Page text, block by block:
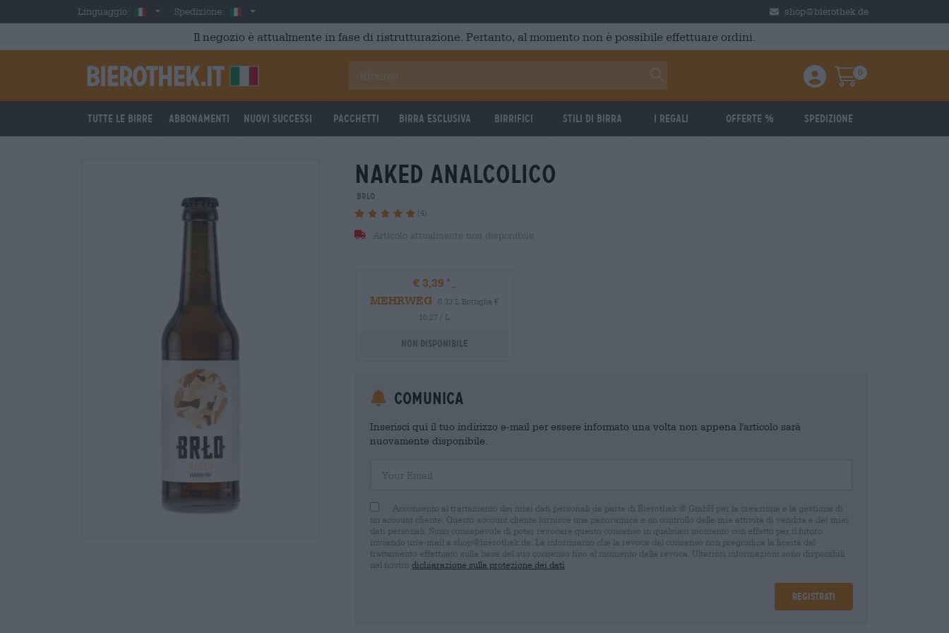
Skip to main contentLinguaggio: ItalianSpedizione: Italia shop@bierothek.de
Il negozio è attualmente in fase di ristrutturazione. Pertanto, al momento non è possibile effettuare ordini.
Einloggen / Anmelden
Warenkorb
0
Tutte le birre Abbonamenti Nuovi successi Pacchetti Birra Esclusiva Birrifici Stili di birra I regali Offerte % Spedizione
naked analcolico
BRLO
(4)
Articolo attualmente non disponibile
€ 3,39
MEHRWEG
0,33 L Bottiglia €
10,27 / L
Non disponibile
Comunica
Inserisci qui il tuo indirizzo e-mail per essere informato una volta non appena l'articolo sarà
nuovamente disponibile.
Acconsento al trattamento dei miei dati personali da parte di Bierothek ® GmbH per la creazione e la gestione di
un account cliente. Questo account cliente fornisce una panoramica e un controllo delle mie attività di vendita e dei miei
dati personali. Sono consapevole di poter revocare questo consenso in qualsiasi momento con effetto per il futuro
inviando un'e-mail a shop@bierothek.de. La informiamo che la revoca del consenso non pregiudica la liceità del
trattamento effettuato sulla base del suo consenso fino al momento della revoca. Ulteriori informazioni sono disponibili
nel nostro dichiarazione sulla protezione dei dati
Registrati